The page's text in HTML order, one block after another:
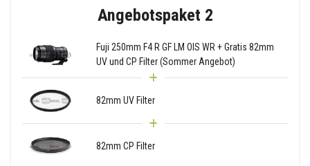
Angebotspaket 2
Fuji 250mm F4 R GF LM OIS WR + Gratis 82mm
UV und CP Filter (Sommer Angebot)
82mm UV Filter
82mm CP Filter